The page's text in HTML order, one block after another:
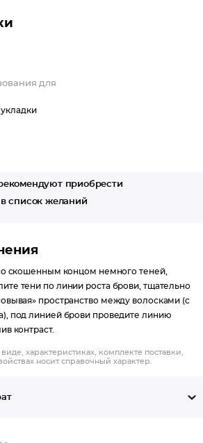
для
приобрести
список желаний
скошенным концом немного теней,
тени по линии роста брови, тщательно
пространство между волосками (с
под линией брови проведите линию
контраст.
характеристиках, комплекте поставки,
носит справочный характер.